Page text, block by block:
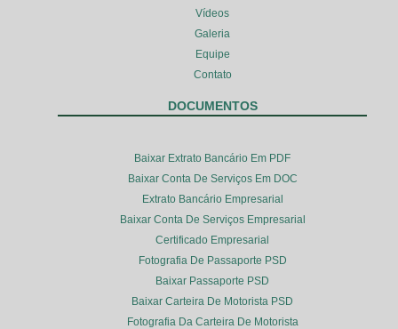
Vídeos
Galeria
Equipe
Contato
DOCUMENTOS
Baixar Extrato Bancário Em PDF
Baixar Conta De Serviços Em DOC
Extrato Bancário Empresarial
Baixar Conta De Serviços Empresarial
Certificado Empresarial
Fotografia De Passaporte PSD
Baixar Passaporte PSD
Baixar Carteira De Motorista PSD
Fotografia Da Carteira De Motorista